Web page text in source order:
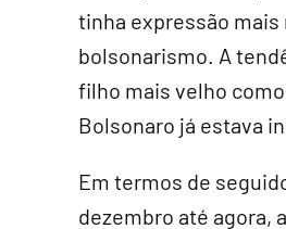
tinha expressão
bolsonarismo. A
filho mais velho
Bolsonaro já estava
Em termos de
dezembro até agora,